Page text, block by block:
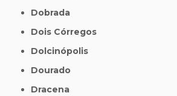
Dobrada
Dois Córregos
Dolcinópolis
Dourado
Dracena